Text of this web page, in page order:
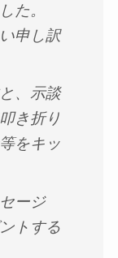
た。
申し訳
、示談
き折り
をキッ
ージ
トする